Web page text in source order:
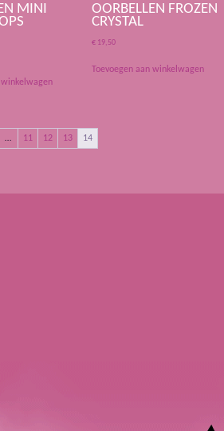
MINI
winkelwagen
OORBELLEN FROZEN
CRYSTAL
€ 19,50
Toevoegen aan winkelwagen
… 11 12 13 14